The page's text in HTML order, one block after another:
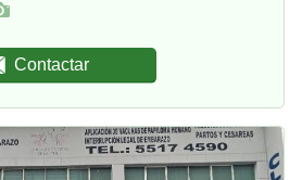
Contactar